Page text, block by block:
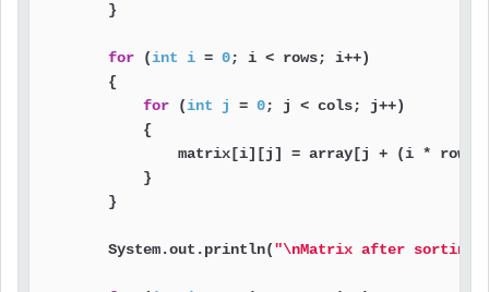
        }
for (int i = 0; i < rows; i++)
        {
for (int j = 0; j < cols; j++)
            {
matrix[i][j] = array[j + (i *
            }
        }
        System.out.println(
"\nMatrix after sorting"